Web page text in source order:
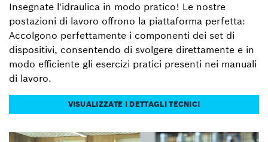
Insegnate l'idraulica in modo pratico! Le nostre
postazioni di lavoro offrono la piattaforma perfetta:
Accolgono perfettamente i componenti dei set di
dispositivi, consentendo di svolgere direttamente e in
modo efficiente gli esercizi pratici presenti nei manuali
di lavoro.
VISUALIZZATE I DETTAGLI TECNICI